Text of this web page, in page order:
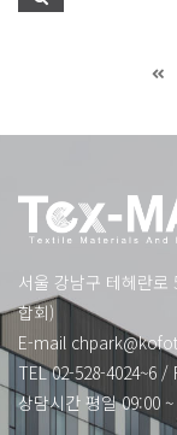
서울 강남구 테헤란로
합회)
E-mail
TEL 02-528-4024~6 /
상담시간 평일 09:00